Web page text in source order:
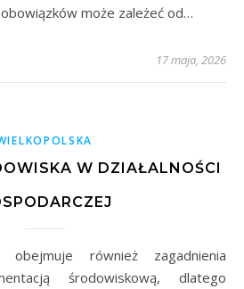
może zależeć od…
17 maja, 2026
W DZIAŁALNOŚCI
środowiskową, dlatego